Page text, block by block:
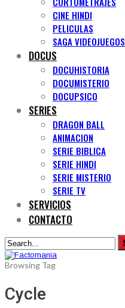
CINE HINDI
PELICULAS
SAGA VIDEOJUEGOS
DOCUS
DOCUHISTORIA
DOCUMISTERIO
DOCUPSICO
SERIES
DRAGON BALL
ANIMACION
SERIE BIBLICA
SERIE HINDI
SERIE MISTERIO
SERIE TV
SERVICIOS
CONTACTO
Browsing Tag
Cycle